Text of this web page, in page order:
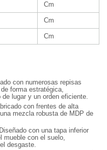
Cm
Cm
Cm
con numerosas repisas
forma estratégica,
lugar y un orden eficiente.
con frentes de alta
mezcla robusta de MDP de
con una tapa inferior
mueble con el suelo,
desgaste.